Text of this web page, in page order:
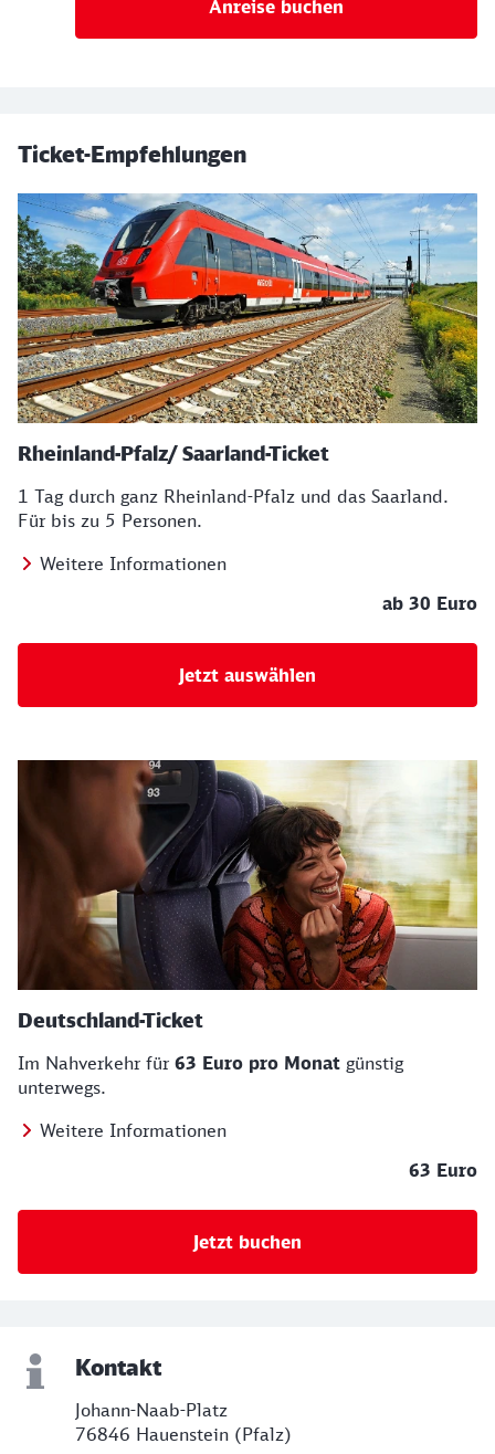
Anreise buchen
Ticket-Empfehlungen
Rheinland-Pfalz/ Saarland-Ticket
1 Tag durch ganz Rheinland-Pfalz und das Saarland.
Für bis zu 5 Personen.
Weitere Informationen
ab 30 Euro
Jetzt auswählen
Deutschland-Ticket
Im Nahverkehr für 63 Euro pro Monat günstig
unterwegs.
Weitere Informationen
63 Euro
Jetzt buchen
Kontakt
Johann-Naab-Platz
76846 Hauenstein (Pfalz)